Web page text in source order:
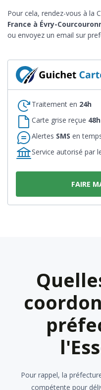
Pour cela, rendez-vous à la
France à Évry-
ou envoyez un email sur
Traitement en 24h
Carte grise reçue 48h
Alertes SMS en
Service autorisé par
FAIRE
Pour rappel, la
compétente pour